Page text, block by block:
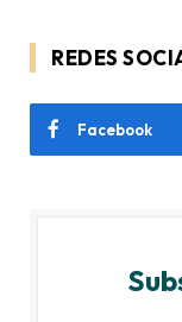
REDES
Facebook